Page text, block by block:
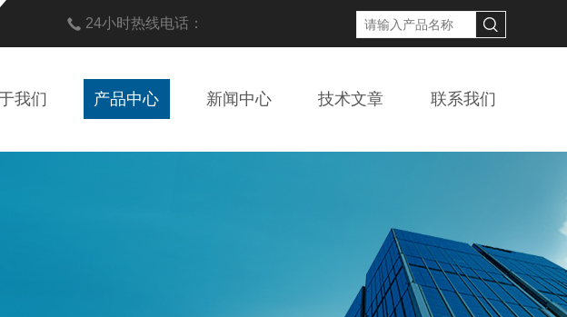
24小时热线电话：
我们 产品中心 新闻中心 技术文章 联系我们